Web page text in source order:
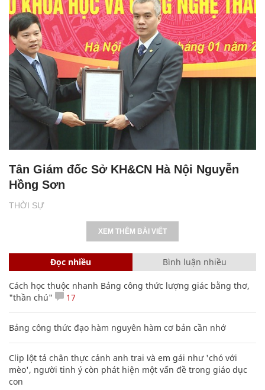
THỜI SỰ
Tân Giám đốc Sở KH&CN Hà Nội Nguyễn
Hồng Sơn
XEM THÊM BÀI VIẾT
Đọc nhiều Bình luận nhiều
Cách học thuộc nhanh Bảng công thức lượng giác bằng thơ,
"thần chú"
17
Bảng công thức đạo hàm nguyên hàm cơ bản cần nhớ
Clip lột tả chân thực cảnh anh trai và em gái như 'chó với
mèo', người tinh ý còn phát hiện một vấn đề trong giáo dục
con